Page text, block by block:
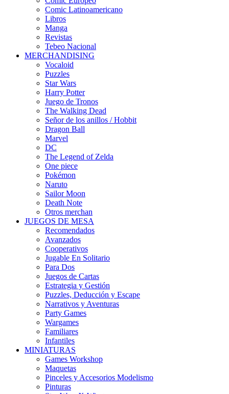
Comic Latinoamericano
Libros
Manga
Revistas
Tebeo Nacional
MERCHANDISING
Vocaloid
Puzzles
Star Wars
Harry Potter
Juego de Tronos
The Walking Dead
Señor de los anillos / Hobbit
Dragon Ball
Marvel
DC
The Legend of Zelda
One piece
Pokémon
Naruto
Sailor Moon
Death Note
Otros merchan
JUEGOS DE MESA
Recomendados
Avanzados
Cooperativos
Jugable En Solitario
Para Dos
Juegos de Cartas
Estrategia y Gestión
Puzzles, Deducción y Escape
Narrativos y Aventuras
Party Games
Wargames
Familiares
Infantiles
MINIATURAS
Games Workshop
Maquetas
Pinceles y Accesorios Modelismo
Pinturas